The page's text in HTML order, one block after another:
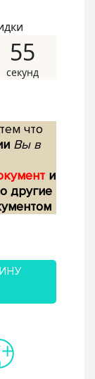
54
что
Вы в
и
другие